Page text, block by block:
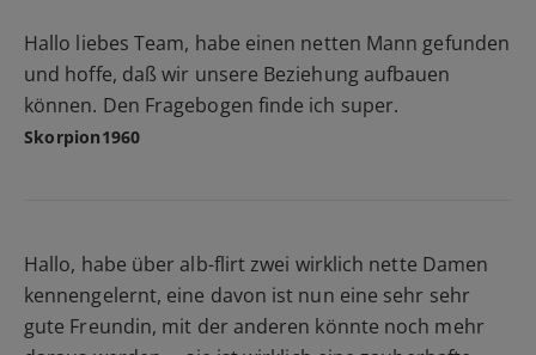
Hallo liebes Team, habe einen netten Mann gefunden
und hoffe, daß wir unsere Beziehung aufbauen
können. Den Fragebogen finde ich super.
Skorpion1960
Hallo, habe über alb-flirt zwei wirklich nette Damen
kennengelernt, eine davon ist nun eine sehr sehr
gute Freundin, mit der anderen könnte noch mehr